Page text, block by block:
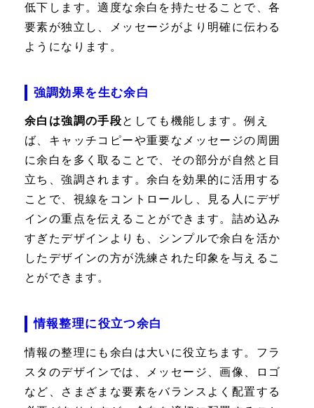
低下します。適度な余白を持たせることで、各
要素が独立し、メッセージがより明確に伝わる
ようになります。
強調効果を生む余白
余白は強調の手段としても機能します。例え
ば、キャッチコピーや重要なメッセージの周囲
に余白を多く取ることで、その部分が自然と目
立ち、強調されます。余白を効果的に活用する
ことで、視線をコントロールし、見る人にデザ
インの重点を伝えることができます。詰め込み
すぎたデザインよりも、シンプルで余白を活か
したデザインの方が洗練された印象を与えるこ
とができます。
情報整理に役立つ余白
情報の整理にも余白は大いに役立ちます。フラ
スタのデザインでは、メッセージ、画像、ロゴ
など、さまざまな要素をバランスよく配置する